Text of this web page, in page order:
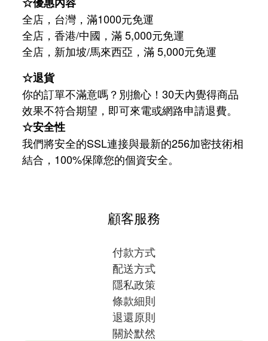
全店，台灣，滿1000元免運
全店，香港/中國，滿 5,000元免運
全店，新加坡/馬來西亞，滿 5,000元免運
☆退貨
你的訂單不滿意嗎？別擔心！30天內覺得商品
效果不符合期望，即可來電或網路申請退費。
☆安全性
我們將安全的SSL連接與最新的256加密技術相
結合，100%保障您的個資安全。
顧客服務
付款方式
配送方式
隱私政策
條款細則
退還原則
關於默然